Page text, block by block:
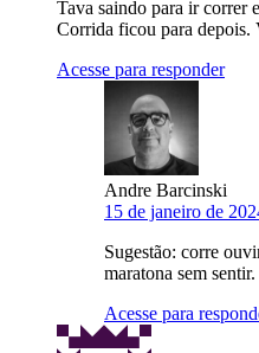
Tava saindo para ir correr
Corrida ficou para
Acesse para responder
Andre Barcinski
15 de janeiro de
Sugestão: corre
maratona sem sentir.
Acesse para